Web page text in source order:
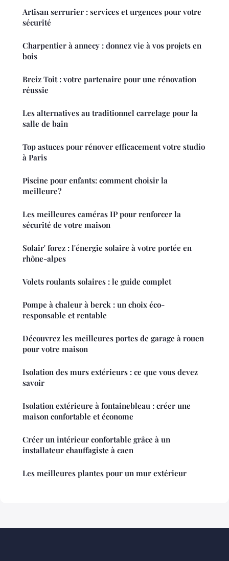
Artisan serrurier : services et urgences pour votre
sécurité
Charpentier à annecy : donnez vie à vos projets en
bois
Breiz Toit : votre partenaire pour une rénovation
réussie
Les alternatives au traditionnel carrelage pour la
salle de bain
Top astuces pour rénover efficacement votre studio
à Paris
Piscine pour enfants: comment choisir la
meilleure?
Les meilleures caméras IP pour renforcer la
sécurité de votre maison
Solair' forez : l'énergie solaire à votre portée en
rhône-alpes
Volets roulants solaires : le guide complet
Pompe à chaleur à berck : un choix éco-
responsable et rentable
Découvrez les meilleures portes de garage à rouen
pour votre maison
Isolation des murs extérieurs : ce que vous devez
savoir
Isolation extérieure à fontainebleau : créer une
maison confortable et économe
Créer un intérieur confortable grâce à un
installateur chauffagiste à caen
Les meilleures plantes pour un mur extérieur